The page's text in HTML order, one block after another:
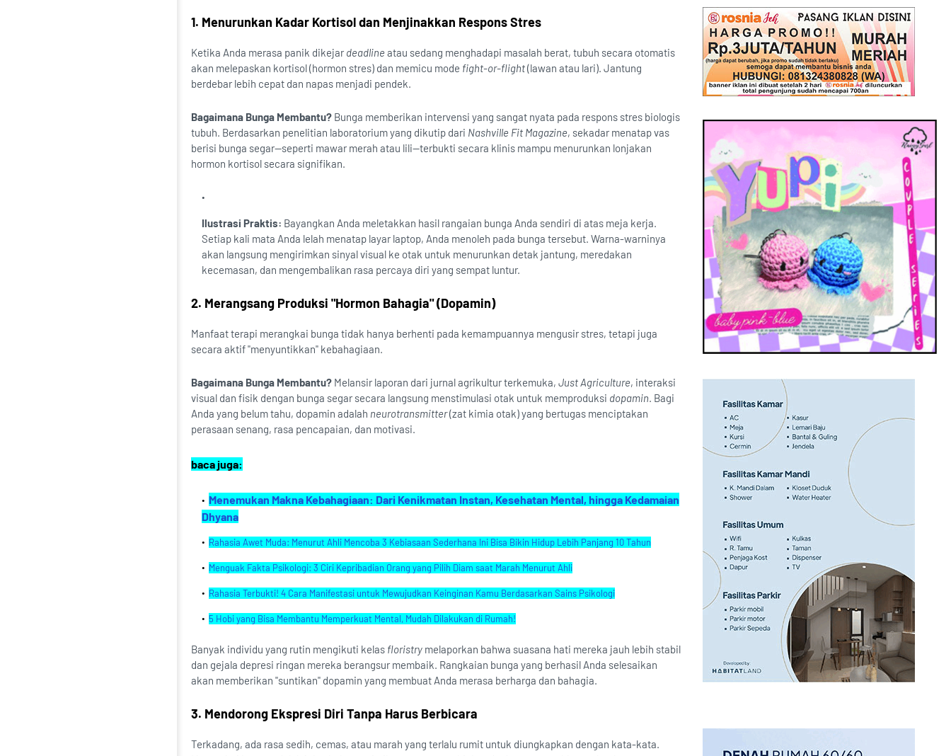
1. Menurunkan Kadar Kortisol dan Menjinakkan Respons Stres
Ketika Anda merasa panik dikejar deadline atau sedang menghadapi masalah berat, tubuh secara otomatis
akan melepaskan kortisol (hormon stres) dan memicu mode fight-or-flight(lawan atau lari). Jantung
berdebar lebih cepat dan napas menjadi pendek.
Bagaimana Bunga Membantu? Bunga memberikan intervensi yang sangat nyata pada respons stres biologis
tubuh. Berdasarkan penelitian laboratorium yang dikutip dari Nashville Fit Magazine, sekadar menatap vas
berisi bunga segar—seperti mawar merah atau lili—terbukti secara klinis mampu menurunkan lonjakan
hormon kortisol secara signifikan.
Ilustrasi Praktis: Bayangkan Anda meletakkan hasil rangaian bunga Anda sendiri di atas meja kerja.
Setiap kali mata Anda lelah menatap layar laptop, Anda menoleh pada bunga tersebut. Warna-warninya
akan langsung mengirimkan sinyal visual ke otak untuk menurunkan detak jantung, meredakan
kecemasan, dan mengembalikan rasa percaya diri yang sempat luntur.
2. Merangsang Produksi "Hormon Bahagia" (Dopamin)
Manfaat terapi merangkai bunga tidak hanya berhenti pada kemampuannya mengusir stres, tetapi juga
secara aktif "menyuntikkan" kebahagiaan.
Bagaimana Bunga Membantu? Melansir laporan dari jurnal agrikultur terkemuka, Just Agriculture, interaksi
visual dan fisik dengan bunga segar secara langsung menstimulasi otak untuk memproduksi dopamin. Bagi
Anda yang belum tahu, dopamin adalah neurotransmitter(zat kimia otak) yang bertugas menciptakan
perasaan senang, rasa pencapaian, dan motivasi.
baca juga:
Menemukan Makna Kebahagiaan: Dari Kenikmatan Instan, Kesehatan Mental, hingga Kedamaian
Dhyana
Rahasia Awet Muda: Menurut Ahli Mencoba 3 Kebiasaan Sederhana Ini Bisa Bikin Hidup Lebih Panjang 10 Tahun
Menguak Fakta Psikologi: 3 Ciri Kepribadian Orang yang Pilih Diam saat Marah Menurut Ahli
Rahasia Terbukti! 4 Cara Manifestasi untuk Mewujudkan Keinginan Kamu Berdasarkan Sains Psikologi
5 Hobi yang Bisa Membantu Memperkuat Mental, Mudah Dilakukan di Rumah!
Banyak individu yang rutin mengikuti kelas floristry melaporkan bahwa suasana hati mereka jauh lebih stabil
dan gejala depresi ringan mereka berangsur membaik. Rangkaian bunga yang berhasil Anda selesaikan
akan memberikan "suntikan" dopamin yang membuat Anda merasa berharga dan bahagia.
3. Mendorong Ekspresi Diri Tanpa Harus Berbicara
Terkadang, ada rasa sedih, cemas, atau marah yang terlalu rumit untuk diungkapkan dengan kata-kata.